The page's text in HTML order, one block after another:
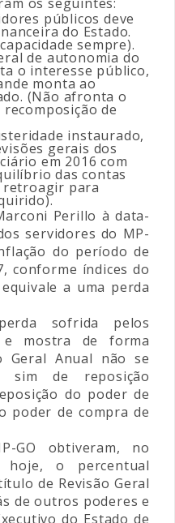
públicos deve
do Estado.
sempre).
de autonomia do
o interesse público,
monta ao
(Não afronta o
de
instaurado,
gerais dos
em 2016 com
das contas
retroagir para
Perillo à data-
servidores do MP-
do período de
conforme índices do
a uma perda
sofrida pelos
e mostra de forma
Geral Anual não se
de reposição
do poder de
poder de compra de
GO obtiveram, no
o percentual
de Revisão Geral
de outros poderes e
do Estado de